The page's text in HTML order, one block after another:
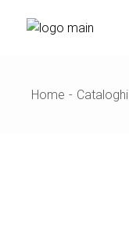
Home Cataloghi